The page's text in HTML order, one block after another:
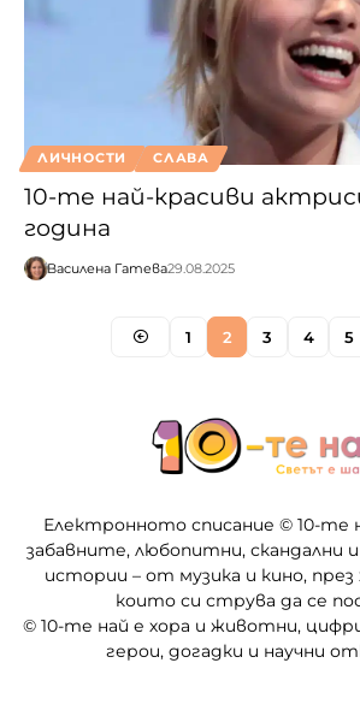
ЛИЧНОСТИ СЛАВА
10-те най-красиви
година
Василена Гатева29.08.2025
1 2 3 4 5
Електронното списание © 10-те
забавните, любопитни, скандални
истории – от музика и кино,
които си струва да се
© 10-те най е хора и животни,
герои, догадки и научни